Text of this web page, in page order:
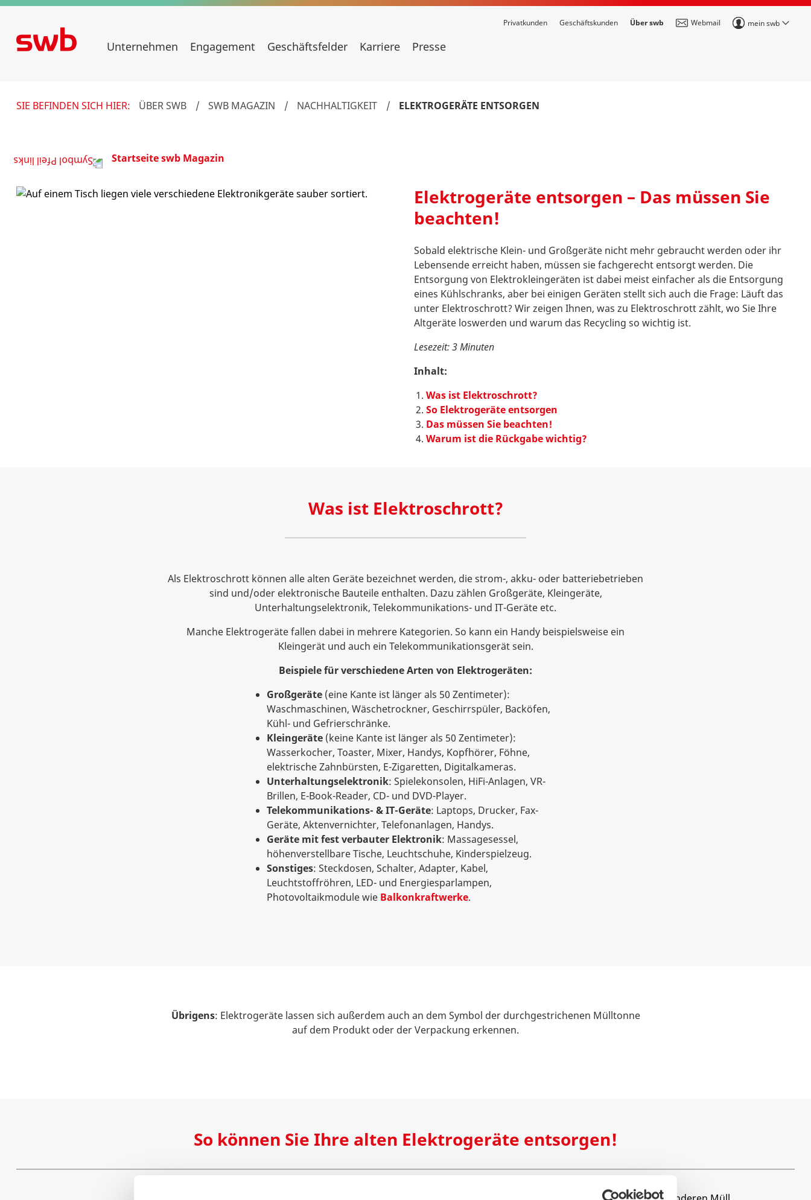
Privatkunden Geschäftskunden Über swb Webmail mein swb
Unternehmen Engagement Geschäftsfelder Karriere Presse
SIE BEFINDEN SICH HIER: ÜBER SWB / SWB MAGAZIN / NACHHALTIGKEIT / ELEKTROGERÄTE ENTSORGEN
Startseite swb Magazin
Elektrogeräte entsorgen – Das müssen Sie
beachten!
Sobald elektrische Klein- und Großgeräte nicht mehr gebraucht werden oder ihr
Lebensende erreicht haben, müssen sie fachgerecht entsorgt werden. Die
Entsorgung von Elektrokleingeräten ist dabei meist einfacher als die Entsorgung
eines Kühlschranks, aber bei einigen Geräten stellt sich auch die Frage: Läuft das
unter Elektroschrott? Wir zeigen Ihnen, was zu Elektroschrott zählt, wo Sie Ihre
Altgeräte loswerden und warum das Recycling so wichtig ist.
Lesezeit: 3 Minuten
Inhalt:
Was ist Elektroschrott?
So Elektrogeräte entsorgen
Das müssen Sie beachten!
Warum ist die Rückgabe wichtig?
Was ist Elektroschrott?
Als Elektroschrott können alle alten Geräte bezeichnet werden, die strom-, akku- oder batteriebetrieben
sind und/oder elektronische Bauteile enthalten. Dazu zählen Großgeräte, Kleingeräte,
Unterhaltungselektronik, Telekommunikations- und IT-Geräte etc.
Manche Elektrogeräte fallen dabei in mehrere Kategorien. So kann ein Handy beispielsweise ein
Kleingerät und auch ein Telekommunikationsgerät sein.
Beispiele für verschiedene Arten von Elektrogeräten:
Großgeräte (eine Kante ist länger als 50 Zentimeter):
Waschmaschinen, Wäschetrockner, Geschirrspüler, Backöfen,
Kühl- und Gefrierschränke.
Kleingeräte (keine Kante ist länger als 50 Zentimeter):
Wasserkocher, Toaster, Mixer, Handys, Kopfhörer, Föhne,
elektrische Zahnbürsten, E-Zigaretten, Digitalkameras.
Unterhaltungselektronik: Spielekonsolen, HiFi-Anlagen, VR-
Brillen, E-Book-Reader, CD- und DVD-Player.
Telekommunikations- & IT-Geräte: Laptops, Drucker, Fax-
Geräte, Aktenvernichter, Telefonanlagen, Handys.
Geräte mit fest verbauter Elektronik: Massagesessel,
höhenverstellbare Tische, Leuchtschuhe, Kinderspielzeug.
Sonstiges: Steckdosen, Schalter, Adapter, Kabel,
Leuchtstoffröhren, LED- und Energiesparlampen,
Photovoltaikmodule wie Balkonkraftwerke.
Übrigens: Elektrogeräte lassen sich außerdem auch an dem Symbol der durchgestrichenen Mülltonne
auf dem Produkt oder der Verpackung erkennen.
So können Sie Ihre alten Elektrogeräte entsorgen!